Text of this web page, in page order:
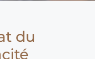
du